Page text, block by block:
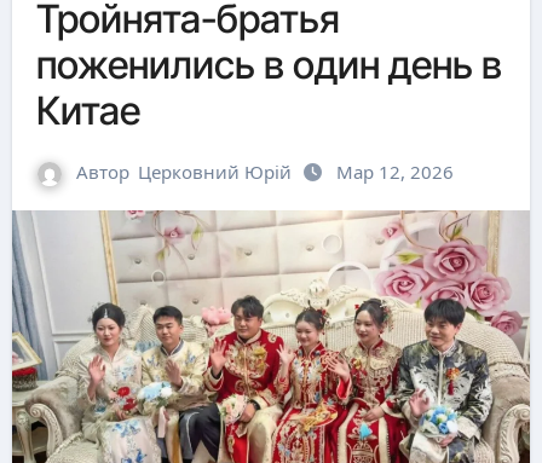
Тройнята-братья
поженились в один день в
Китае
Автор Церковний Юрій Мар 12, 2026